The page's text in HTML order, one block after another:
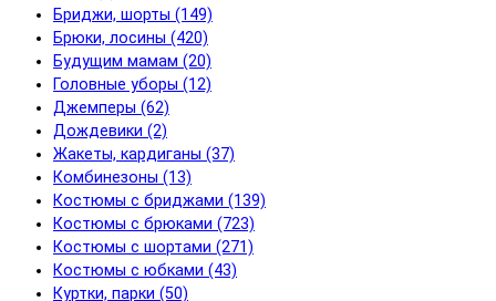
Бриджи, шорты (149)
Брюки, лосины (420)
Будущим мамам (20)
Головные уборы (12)
Джемперы (62)
Дождевики (2)
Жакеты, кардиганы (37)
Комбинезоны (13)
Костюмы с бриджами (139)
Костюмы с брюками (723)
Костюмы с шортами (271)
Костюмы с юбками (43)
Куртки, парки (50)